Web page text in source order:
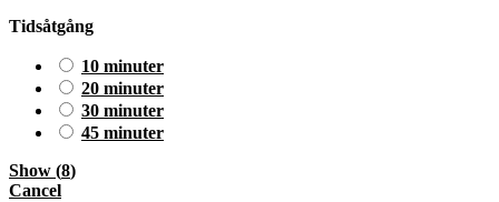
Tidsåtgång
10 minuter
20 minuter
30 minuter
45 minuter
Show (8)
Cancel